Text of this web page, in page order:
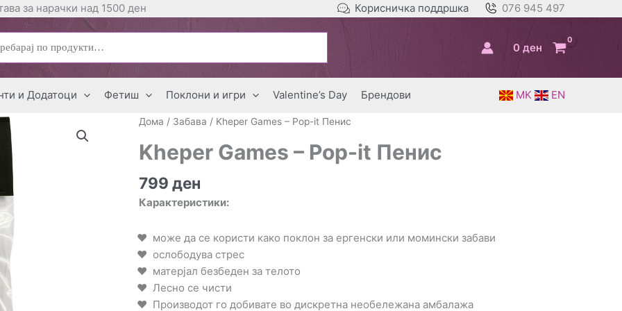
за нарачки над 1500 ден Корисничка поддршка 076 945 497
0 ден
и Додатоци Фетиш Поклони и игри Valentine’s Day Брендови MK EN
Дома / Забава / Kheper Games – Pop-it Пенис
Kheper Games – Pop-it Пенис
799 ден
Карактеристики:
може да се користи како поклон за ергенски или момински забави
ослободува стрес
матерјал безбеден за телото
Лесно се чисти
Производот го добивате во дискретна необележана амбалажа